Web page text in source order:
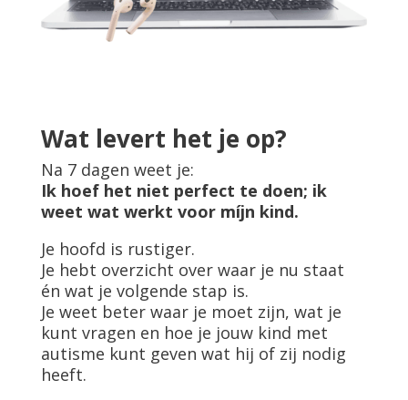
Wat levert het je op?
Na 7 dagen weet je:
Ik hoef het niet perfect te doen; ik
weet wat werkt voor míjn kind.
Je hoofd is rustiger.
Je hebt overzicht over waar je nu staat
én wat je volgende stap is.
Je weet beter waar je moet zijn, wat je
kunt vragen en hoe je jouw kind met
autisme kunt geven wat hij of zij nodig
heeft.